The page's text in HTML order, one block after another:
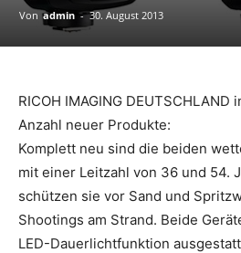
Von admin - 30. August 2013
RICOH IMAGING
Anzahl neuer Produkte:
Komplett neu sind die beiden
mit einer Leitzahl von 36 und 54.
schützen sie vor Sand und
Shootings am Strand. Beide
LED-Dauerlichtfunktion